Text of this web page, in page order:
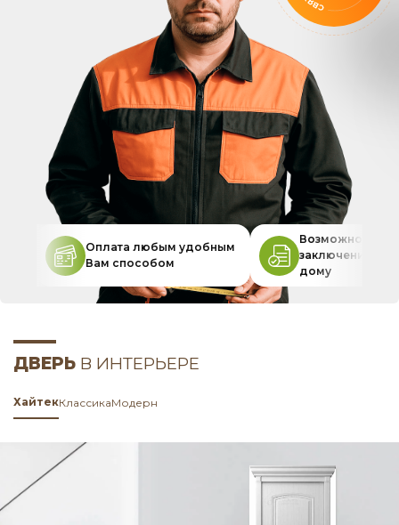
Оплата любым удобным
Вам способом
Возможность
заключения
дому
ДВЕРЬ В ИНТЕРЬЕРЕ
ХайтекКлассикаМодерн